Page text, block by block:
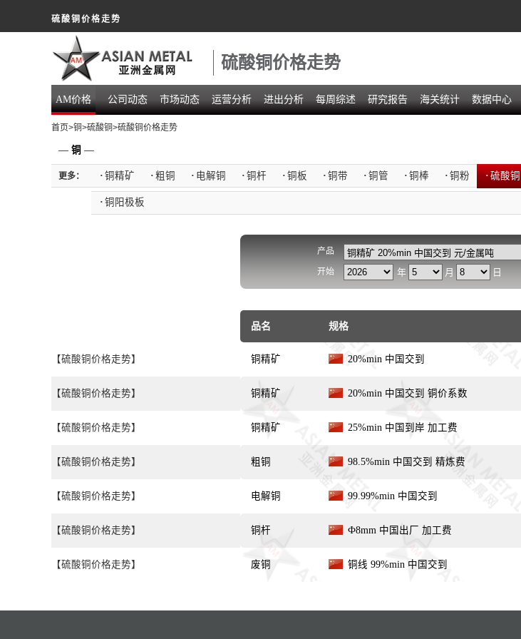
硫酸铜价格走势
硫酸铜价格走势
AM价格 公司动态 市场动态 运营分析 进出分析 每周综述 研究报告 海关统计 数据中心
首页>铜>硫酸铜>硫酸铜价格走势
— 铜 —
更多： · 铜精矿 · 粗铜 · 电解铜 · 铜杆 · 铜板 · 铜带 · 铜管 · 铜棒 · 铜粉 ·硫酸铜
· 铜阳极板
【硫酸铜价格走势】
【硫酸铜价格走势】
【硫酸铜价格走势】
【硫酸铜价格走势】
【硫酸铜价格走势】
【硫酸铜价格走势】
【硫酸铜价格走势】
产品
开始 年 月 日
品名 规格
铜精矿 20%min 中国交到
铜精矿 20%min 中国交到 铜价系数
铜精矿 25%min 中国到岸 加工费
粗铜 98.5%min 中国交到 精炼费
电解铜 99.99%min 中国交到
铜杆 Ф8mm 中国出厂 加工费
废铜 铜线 99%min 中国交到